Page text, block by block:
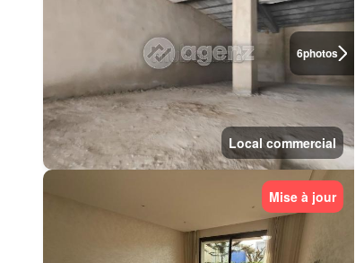
6photos
Local commercial
Mise à jour